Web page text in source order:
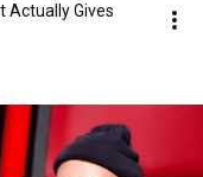
Actually Gives